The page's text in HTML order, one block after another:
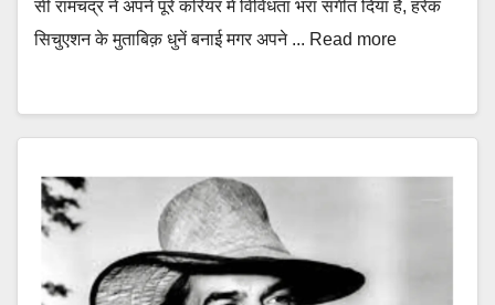
सी रामचंद्र ने अपने पूरे करियर में विविधता भरा संगीत दिया है, हरेक
सिचुएशन के मुताबिक़ धुनें बनाई मगर अपने ... Read more